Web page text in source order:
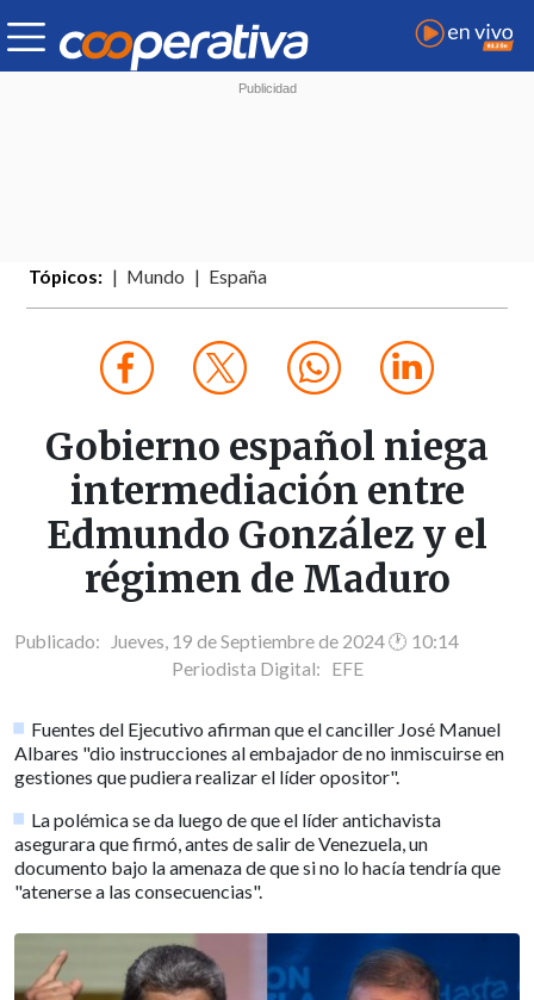
Tópicos: Mundo España
Gobierno español niega
intermediación entre
Edmundo González y el
régimen de Maduro
Publicado: Jueves, 19 de Septiembre de 2024 🕐 10:14
Periodista Digital: EFE
Fuentes del Ejecutivo afirman que el canciller José Manuel
Albares "dio instrucciones al embajador de no inmiscuirse en
gestiones que pudiera realizar el líder opositor".
La polémica se da luego de que el líder antichavista
asegurara que firmó, antes de salir de Venezuela, un
documento bajo la amenaza de que si no lo hacía tendría que
"atenerse a las consecuencias".